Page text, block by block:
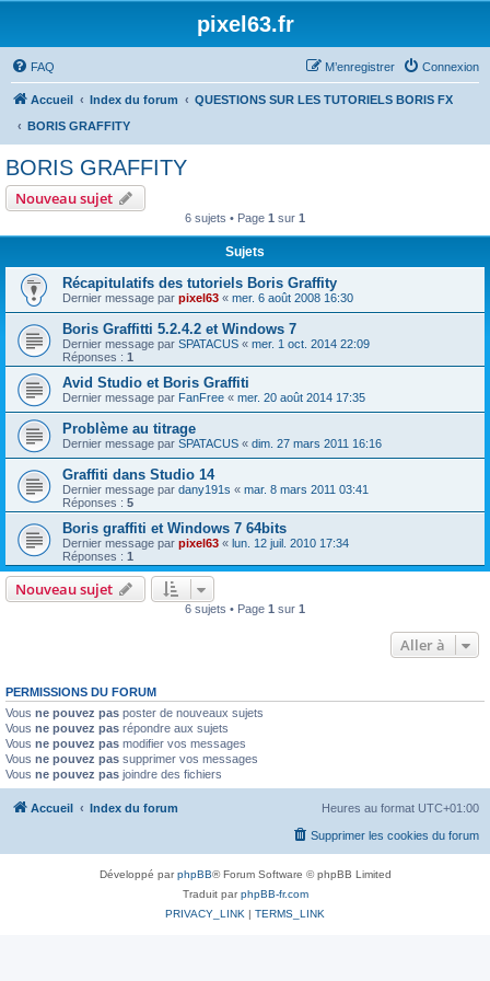
pixel63.fr
FAQ Connexion
M’enregistrer
Accueil Index du forum
QUESTIONS SUR LES TUTORIELS BORIS FX
BORIS GRAFFITY
BORIS GRAFFITY
Nouveau sujet
6 sujets • Page 1 sur 1
Sujets
Récapitulatifs des tutoriels Boris Graffity
Dernier message par pixel63 « mer. 6 août 2008 16:30
Boris Graffitti 5.2.4.2 et Windows 7
Dernier message par SPATACUS « mer. 1 oct. 2014 22:09
Réponses : 1
Avid Studio et Boris Graffiti
Dernier message par FanFree « mer. 20 août 2014 17:35
Problème au titrage
Dernier message par SPATACUS « dim. 27 mars 2011 16:16
Graffiti dans Studio 14
Dernier message par dany191s « mar. 8 mars 2011 03:41
Réponses : 5
Boris graffiti et Windows 7 64bits
Dernier message par pixel63 « lun. 12 juil. 2010 17:34
Réponses : 1
Nouveau sujet
6 sujets • Page 1 sur 1
Aller à
PERMISSIONS DU FORUM
Vous ne pouvez pas poster de nouveaux sujets
Vous ne pouvez pas répondre aux sujets
Vous ne pouvez pas modifier vos messages
Vous ne pouvez pas supprimer vos messages
Vous ne pouvez pas joindre des fichiers
Accueil Index du forum Heures au format UTC+01:00
Supprimer les cookies du forum
Développé parphpBB® Forum Software © phpBB Limited
Traduit parphpBB-fr.com
PRIVACY_LINK | TERMS_LINK